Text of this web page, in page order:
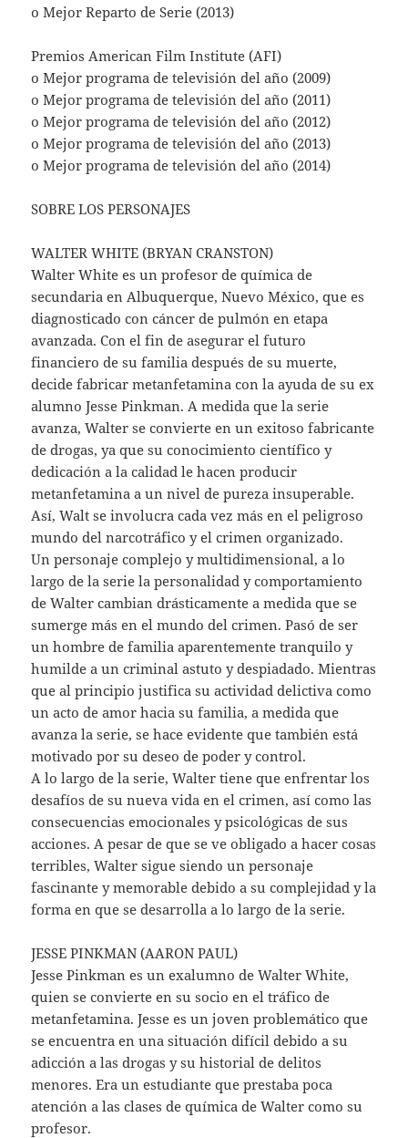
o Mejor Reparto de Serie (2013)
Premios American Film Institute (AFI)
o Mejor programa de televisión del año (2009)
o Mejor programa de televisión del año (2011)
o Mejor programa de televisión del año (2012)
o Mejor programa de televisión del año (2013)
o Mejor programa de televisión del año (2014)
SOBRE LOS PERSONAJES
WALTER WHITE (BRYAN CRANSTON)
Walter White es un profesor de química de
secundaria en Albuquerque, Nuevo México, que es
diagnosticado con cáncer de pulmón en etapa
avanzada. Con el fin de asegurar el futuro
financiero de su familia después de su muerte,
decide fabricar metanfetamina con la ayuda de su ex
alumno Jesse Pinkman. A medida que la serie
avanza, Walter se convierte en un exitoso fabricante
de drogas, ya que su conocimiento científico y
dedicación a la calidad le hacen producir
metanfetamina a un nivel de pureza insuperable.
Así, Walt se involucra cada vez más en el peligroso
mundo del narcotráfico y el crimen organizado.
Un personaje complejo y multidimensional, a lo
largo de la serie la personalidad y comportamiento
de Walter cambian drásticamente a medida que se
sumerge más en el mundo del crimen. Pasó de ser
un hombre de familia aparentemente tranquilo y
humilde a un criminal astuto y despiadado. Mientras
que al principio justifica su actividad delictiva como
un acto de amor hacia su familia, a medida que
avanza la serie, se hace evidente que también está
motivado por su deseo de poder y control.
A lo largo de la serie, Walter tiene que enfrentar los
desafíos de su nueva vida en el crimen, así como las
consecuencias emocionales y psicológicas de sus
acciones. A pesar de que se ve obligado a hacer cosas
terribles, Walter sigue siendo un personaje
fascinante y memorable debido a su complejidad y la
forma en que se desarrolla a lo largo de la serie.
JESSE PINKMAN (AARON PAUL)
Jesse Pinkman es un exalumno de Walter White,
quien se convierte en su socio en el tráfico de
metanfetamina. Jesse es un joven problemático que
se encuentra en una situación difícil debido a su
adicción a las drogas y su historial de delitos
menores. Era un estudiante que prestaba poca
atención a las clases de química de Walter como su
profesor.